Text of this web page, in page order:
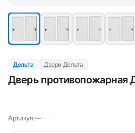
Дельта Двери Дельта
Дверь противопожарная
Артикул:—